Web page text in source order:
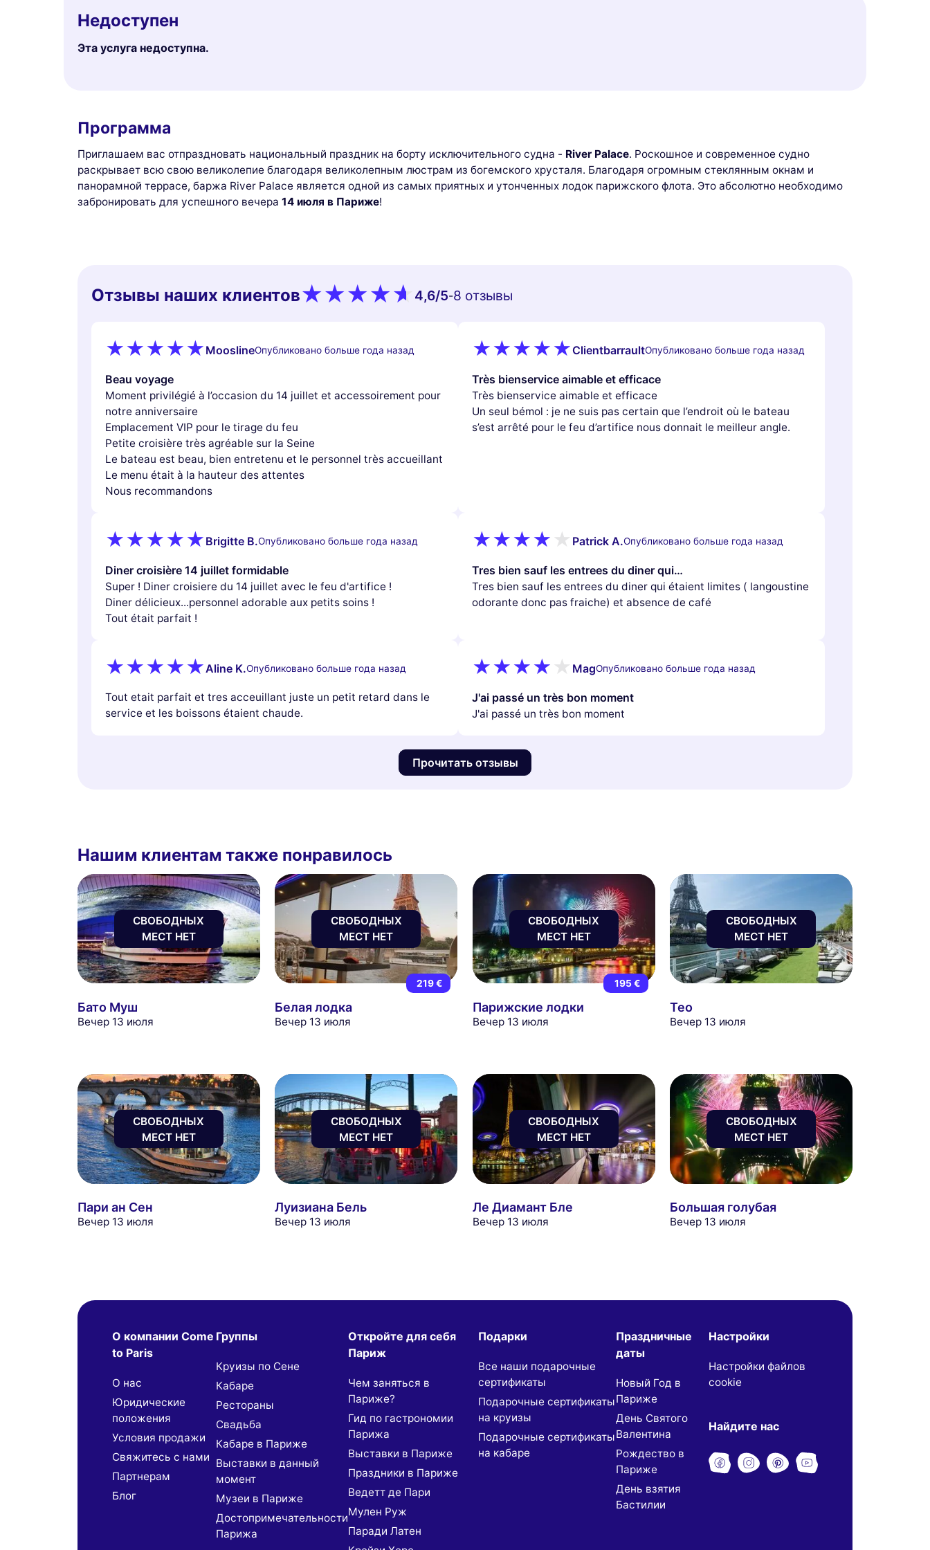
Недоступен
Эта услуга недоступна.
Программа
Приглашаем вас отпраздновать национальный праздник на борту исключительного судна - River Palace. Роскошное и современное судно
раскрывает всю свою великолепие благодаря великолепным люстрам из богемского хрусталя. Благодаря огромным стеклянным окнам и
панорамной террасе, баржа River Palace является одной из самых приятных и утонченных лодок парижского флота. Это абсолютно необходимо
забронировать для успешного вечера 14 июля в Париже!
Отзывы наших клиентов 4,6/5-8 oтзывы
MooslineОпубликовано больше года назад
Beau voyage
Moment privilégié à l’occasion du 14 juillet et accessoirement pour
notre anniversaire
Emplacement VIP pour le tirage du feu
Petite croisière très agréable sur la Seine
Le bateau est beau, bien entretenu et le personnel très accueillant
Le menu était à la hauteur des attentes
Nous recommandons
ClientbarraultОпубликовано больше года назад
Très bienservice aimable et efficace
Très bienservice aimable et efficace
Un seul bémol : je ne suis pas certain que l’endroit où le bateau
s’est arrêté pour le feu d’artifice nous donnait le meilleur angle.
Brigitte B.Опубликовано больше года назад
Diner croisière 14 juillet formidable
Super ! Diner croisiere du 14 juillet avec le feu d'artifice !
Diner délicieux...personnel adorable aux petits soins !
Tout était parfait !
Patrick A.Опубликовано больше года назад
Tres bien sauf les entrees du diner qui…
Tres bien sauf les entrees du diner qui étaient limites ( langoustine
odorante donc pas fraiche) et absence de café
Aline K.Опубликовано больше года назад
Tout etait parfait et tres acceuillant juste un petit retard dans le
service et les boissons étaient chaude.
MagОпубликовано больше года назад
J'ai passé un très bon moment
J'ai passé un très bon moment
Прочитать отзывы
Нашим клиентам также понравилось
СВОБОДНЫХ
МЕСТ НЕТ
Бато Муш
Вечер 13 июля
СВОБОДНЫХ
МЕСТ НЕТ
219 €
Белая лодка
Вечер 13 июля
СВОБОДНЫХ
МЕСТ НЕТ
195 €
Парижские лодки
Вечер 13 июля
СВОБОДНЫХ
МЕСТ НЕТ
Тео
Вечер 13 июля
СВОБОДНЫХ
МЕСТ НЕТ
Пари ан Сен
Вечер 13 июля
СВОБОДНЫХ
МЕСТ НЕТ
Луизиана Бель
Вечер 13 июля
СВОБОДНЫХ
МЕСТ НЕТ
Ле Диамант Бле
Вечер 13 июля
СВОБОДНЫХ
МЕСТ НЕТ
Большая голубая
Вечер 13 июля
О компании Come
to Paris
О нас
Юридические
положения
Условия продажи
Свяжитесь с нами
Партнерaм
Блог
Группы
Круизы по Сене
Кабаре
Рестораны
Свадьба
Кабаре в Париже
Выставки в данный
момент
Музеи в Париже
Достопримечательности
Парижа
Откройте для себя
Париж
Чем заняться в
Париже?
Гид по гастрономии
Парижа
Выставки в Париже
Праздники в Париже
Ведетт де Пари
Мулен Руж
Паради Латен
Подарки
Все наши подарочные
сертификаты
Подарочные сертификаты
на круизы
Подарочные сертификаты
на кабаре
Праздничные
даты
Новый Год в
Париже
День Святого
Валентина
Рождество в
Париже
День взятия
Бастилии
Настройки
Настройки файлов
cookie
Найдите нас